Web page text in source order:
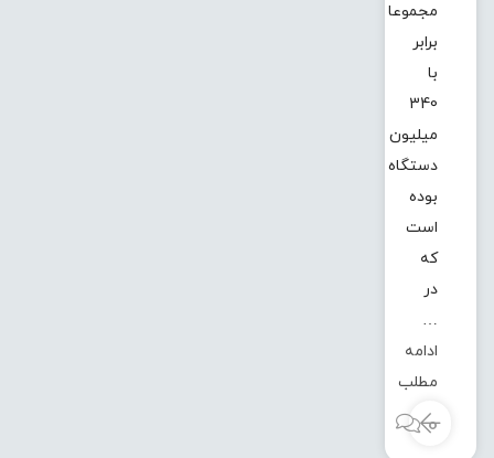
مجموعا
برابر
با
340
میلیون
دستگاه
بوده
است
که
در
…
ادامه
مطلب
0